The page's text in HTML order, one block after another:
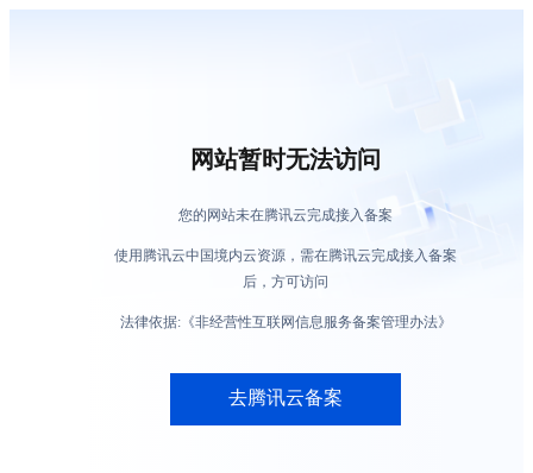
网站暂时无法访问
您的网站未在腾讯云完成接入备案
使用腾讯云中国境内云资源，需在腾讯云完成接入备案
后，方可访问
法律依据:《非经营性互联网信息服务备案管理办法》
去腾讯云备案